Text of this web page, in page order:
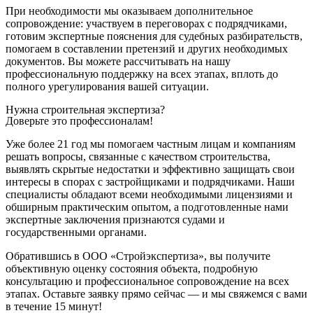
При необходимости мы оказываем дополнительное
сопровождение: участвуем в переговорах с подрядчиками,
готовим экспертные пояснения для судебных разбирательств,
помогаем в составлении претензий и других необходимых
документов. Вы можете рассчитывать на нашу
профессиональную поддержку на всех этапах, вплоть до
полного урегулирования вашей ситуации.
Нужна строительная экспертиза?
Доверьте это профессионалам!
Уже более 21 год мы помогаем частным лицам и компаниям
решать вопросы, связанные с качеством строительства,
выявлять скрытые недостатки и эффективно защищать свои
интересы в спорах с застройщиками и подрядчиками. Наши
специалисты обладают всеми необходимыми лицензиями и
обширным практическим опытом, а подготовленные нами
экспертные заключения признаются судами и
государственными органами.
Обратившись в ООО «Стройэкспертиза», вы получите
объективную оценку состояния объекта, подробную
консультацию и профессиональное сопровождение на всех
этапах. Оставьте заявку прямо сейчас — и мы свяжемся с вами
в течение 15 минут!